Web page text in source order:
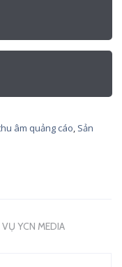
âm quảng cáo, Sản
YCN MEDIA